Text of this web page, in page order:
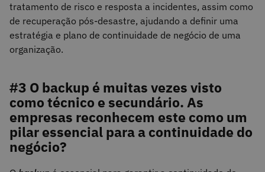
tratamento de risco e resposta a incidentes, assim como
de recuperação pós-desastre, ajudando a definir uma
estratégia e plano de continuidade de negócio de uma
organização.
#3 O backup é muitas vezes visto
como técnico e secundário. As
empresas reconhecem este como um
pilar essencial para a continuidade do
negócio?